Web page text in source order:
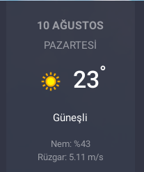
10 AĞUSTOS
PAZARTESI
23°
Güneşli
Nem: %43
Rüzgar: 5.11 m/s